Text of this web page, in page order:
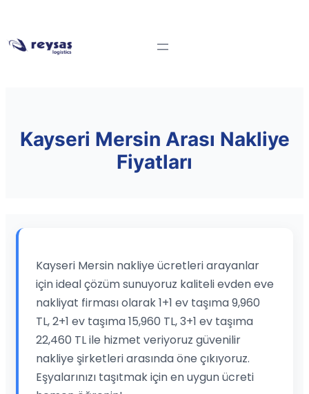
Kayseri Mersin Arası Nakliye
Fiyatları
Kayseri Mersin nakliye ücretleri arayanlar
için ideal çözüm sunuyoruz kaliteli evden eve
nakliyat firması olarak 1+1 ev taşıma 9,960
TL, 2+1 ev taşıma 15,960 TL, 3+1 ev taşıma
22,460 TL ile hizmet veriyoruz güvenilir
nakliye şirketleri arasında öne çıkıyoruz.
Eşyalarınızı taşıtmak için en uygun ücreti